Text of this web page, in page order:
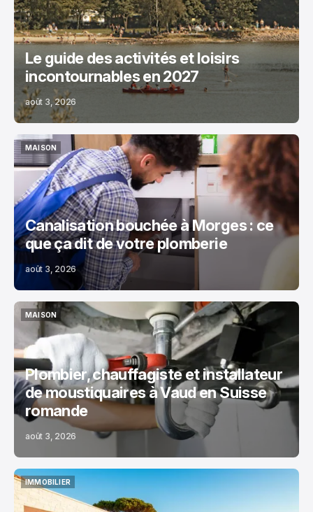
Le guide des activités et loisirs
incontournables en 2027
août 3, 2026
MAISON
MAISON
Canalisation bouchée à Morges : ce
que ça dit de votre plomberie
août 3, 2026
MAISON
MAISON
Plombier, chauffagiste et installateur
de moustiquaires à Vaud en Suisse
romande
août 3, 2026
IMMOBILIER
IMMOBILIER